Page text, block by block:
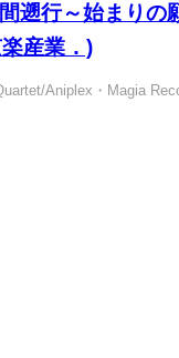
遡行～始まりの
産業．)
Aniplex・Magia